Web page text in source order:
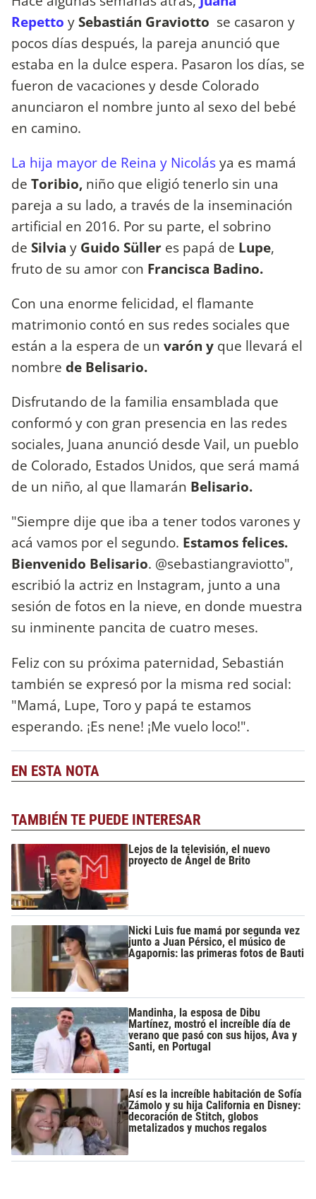
Repetto ySebastián Graviotto se casaron y
pocos días después, la pareja anunció que
estaba en la dulce espera. Pasaron los días, se
fueron de vacaciones y desde Colorado
anunciaron el nombre junto al sexo del bebé
en camino.
La hija mayor de Reina y Nicolásya es mamá
de Toribio, niño que eligió tenerlo sin una
pareja a su lado, a través de la inseminación
artificial en 2016. Por su parte, el sobrino
de Silvia y Guido Süller es papá de Lupe,
fruto de su amor con Francisca Badino.
Con una enorme felicidad, el flamante
matrimonio contó en sus redes sociales que
están a la espera de un varón y que llevará el
nombre de Belisario.
Disfrutando de la familia ensamblada que
conformó y con gran presencia en las redes
sociales, Juana anunció desde Vail, un pueblo
de Colorado, Estados Unidos, que será mamá
de un niño, al que llamarán Belisario.
"Siempre dije que iba a tener todos varones y
acá vamos por el segundo. Estamos felices.
Bienvenido Belisario. @sebastiangraviotto",
escribió la actriz en Instagram, junto a una
sesión de fotos en la nieve, en donde muestra
su inminente pancita de cuatro meses.
Feliz con su próxima paternidad, Sebastián
también se expresó por la misma red social:
"Mamá, Lupe, Toro y papá te estamos
esperando. ¡Es nene! ¡Me vuelo loco!".
EN ESTA NOTA
TAMBIÉN TE PUEDE INTERESAR
Lejos de la televisión, el nuevo
proyecto de Ángel de Brito
Nicki Luis fue mamá por segunda vez
junto a Juan Pérsico, el músico de
Agapornis: las primeras fotos de Bauti
Mandinha, la esposa de Dibu
Martínez, mostró el increíble día de
verano que pasó con sus hijos, Ava y
Santi, en Portugal
Así es la increíble habitación de Sofía
Zámolo y su hija California en Disney:
decoración de Stitch, globos
metalizados y muchos regalos